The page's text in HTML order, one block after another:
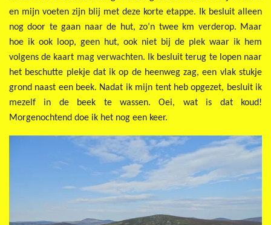
en mijn voeten zijn blij met deze korte etappe. Ik besluit alleen
nog door te gaan naar de hut, zo’n twee km verderop. Maar
hoe ik ook loop, geen hut, ook niet bij de plek waar ik hem
volgens de kaart mag verwachten. Ik besluit terug te lopen naar
het beschutte plekje dat ik op de heenweg zag, een vlak stukje
grond naast een beek. Nadat ik mijn tent heb opgezet, besluit ik
mezelf in de beek te wassen. Oei, wat is dat koud!
Morgenochtend doe ik het nog een keer.